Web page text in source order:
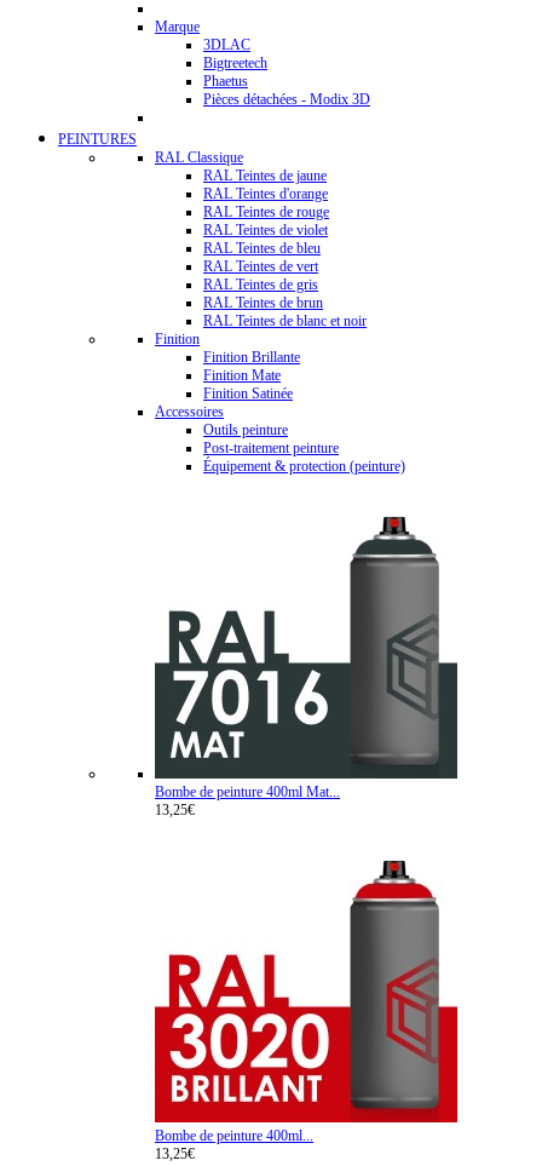
Marque
3DLAC
Bigtreetech
Phaetus
Pièces détachées - Modix 3D
PEINTURES
RAL Classique
RAL Teintes de jaune
RAL Teintes d'orange
RAL Teintes de rouge
RAL Teintes de violet
RAL Teintes de bleu
RAL Teintes de vert
RAL Teintes de gris
RAL Teintes de brun
RAL Teintes de blanc et noir
Finition
Finition Brillante
Finition Mate
Finition Satinée
Accessoires
Outils peinture
Post-traitement peinture
Équipement & protection (peinture)
Bombe de peinture 400ml Mat...
13,25€
Bombe de peinture 400ml...
13,25€